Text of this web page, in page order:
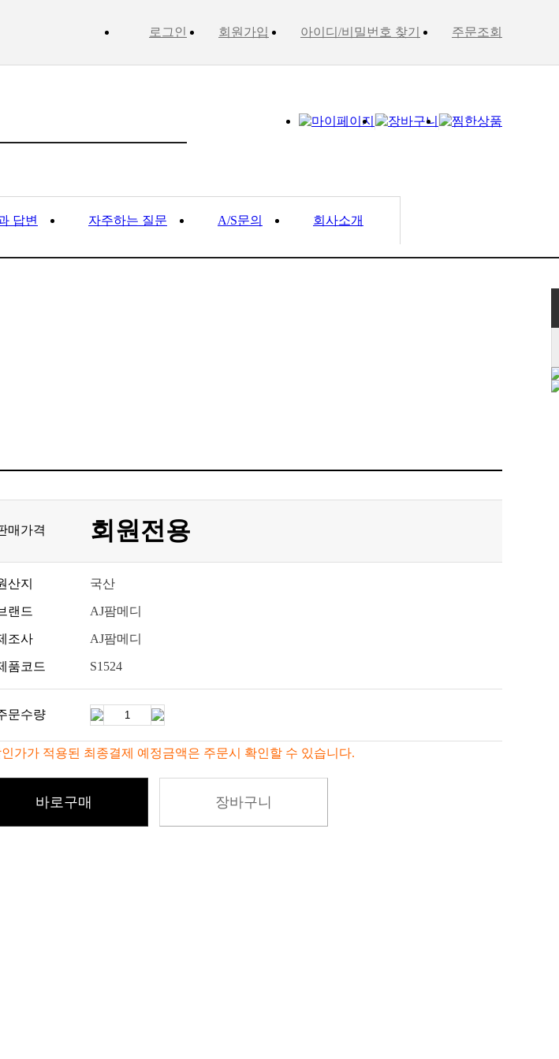
로그인 회원가입 아이디/비밀번호 찾기 주문조회
답변 자주하는 질문 A/S문의 회사소개
매가격 회원전용
산지 국산
랜드 AJ팜메디
조사 AJ팜메디
품코드 S1524
문수량
가가 적용된 최종결제 예정금액은 주문시 확인할 수 있습니다.
바로구매 장바구니